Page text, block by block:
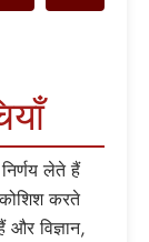
लेते हैं
करते
विज्ञान,